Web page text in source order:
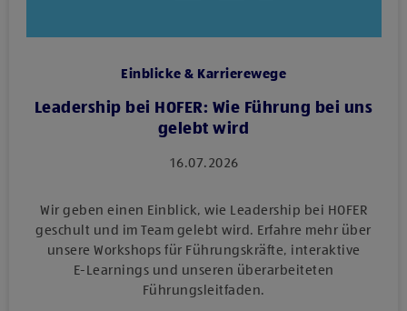
Einblicke & Karrierewege
Leadership bei HOFER: Wie Führung bei uns
gelebt wird
16.07.2026
Wir geben einen Einblick, wie Leadership bei HOFER
geschult und im Team gelebt wird. Erfahre mehr über
unsere Workshops für Führungskräfte, interaktive
E‑Learnings und unseren überarbeiteten
Führungsleitfaden.